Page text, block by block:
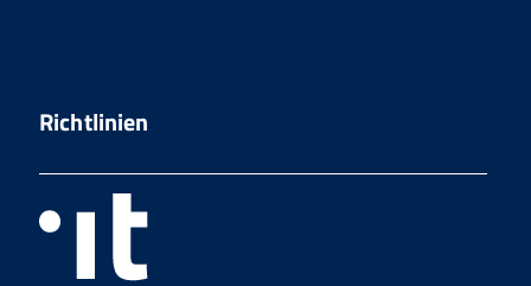
Richtlinien